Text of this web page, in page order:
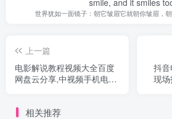
世界犹如一面镜子：朝它皱眉它就朝你皱眉，
上一篇
电影解说教程视频大全百度
网盘云分享,中视频手机电脑
抖
现
相关推荐